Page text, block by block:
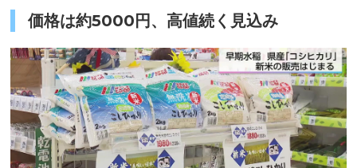
価格は約5000円、高値続く見込み